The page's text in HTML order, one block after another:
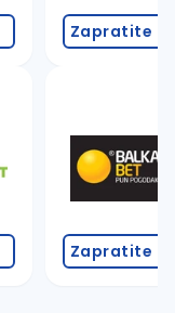
Zapratite
Zapratite